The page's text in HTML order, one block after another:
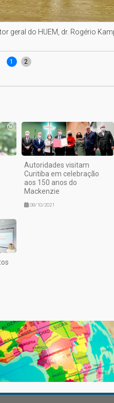
geral do HUEM, dr. Rogério
1 2
Autoridades visitam
Curitiba em celebração
aos 150 anos do
Mackenzie
08/10/2021